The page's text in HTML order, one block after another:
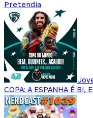
Pretendia
COPA: A ESPANHA É BI,